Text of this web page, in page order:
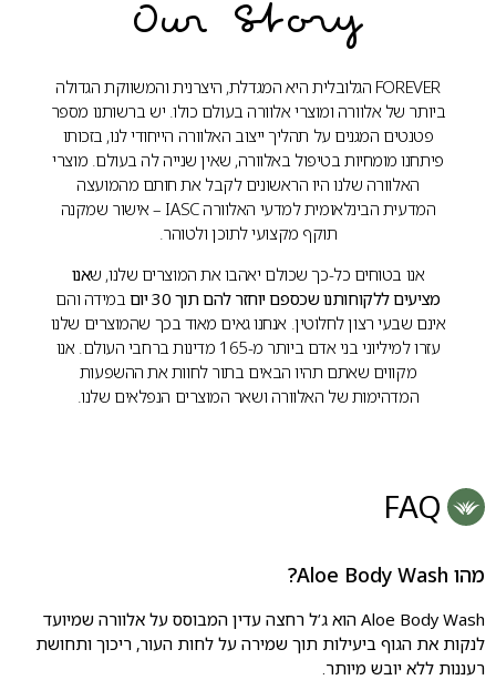
Our Story
FOREVER הגלובלית היא המגדלת, היצרנית והמשווקת הגדולה
ביותר של אלוורה ומוצרי אלוורה בעולם כולו. יש ברשותנו מספר
פטנטים המגנים על תהליך ייצוב האלוורה הייחודי לנו, בזכותו
פיתחנו מומחיות בטיפול באלוורה, שאין שנייה לה בעולם. מוצרי
האלוורה שלנו היו הראשונים לקבל את חותם מהמועצה
המדעית הבינלאומית למדעי האלוורה IASC – אישור שמקנה
תוקף מקצועי לתוכן ולטוהר.
אנו בטוחים כל-כך שכולם יאהבו את המוצרים שלנו, שאנו
מציעים ללקוחותנו שכספם יוחזר להם תוך 30 יום
במידה והם
אינם שבעי רצון לחלוטין. אנחנו גאים מאוד בכך שהמוצרים שלנו
עזרו למיליוני בני אדם ביותר מ-165 מדינות ברחבי העולם. אנו
מקווים שאתם תהיו הבאים בתור לחוות את ההשפעות
המדהימות של האלוורה ושאר המוצרים הנפלאים שלנו.
FAQ
מהו Aloe Body Wash?
Aloe Body Wash הוא ג’ל רחצה עדין המבוסס על אלוורה שמיועד
לנקות את הגוף ביעילות תוך שמירה על לחות העור, ריכוך ותחושת
רעננות ללא יובש מיותר.